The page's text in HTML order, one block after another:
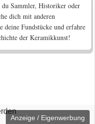
du Sammler, Historiker oder
dich mit anderen
deine Fundstücke und erfahre
der Keramikkunst!
Anzeige / Eigenwerbung